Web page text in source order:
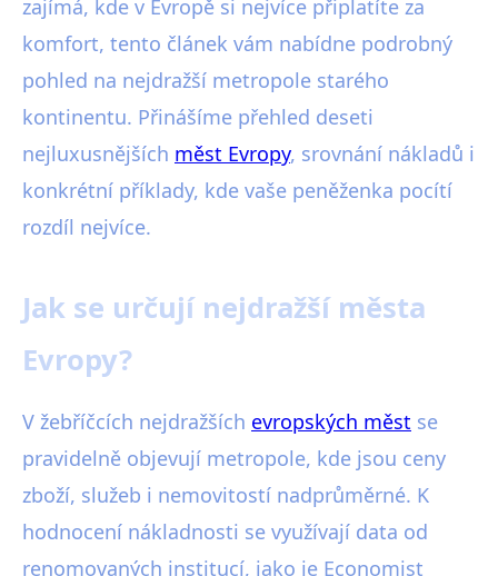
zajímá, kde v Evropě si nejvíce připlatíte za
komfort, tento článek vám nabídne podrobný
pohled na nejdražší metropole starého
kontinentu. Přinášíme přehled deseti
nejluxusnějších měst Evropy, srovnání nákladů i
konkrétní příklady, kde vaše peněženka pocítí
rozdíl nejvíce.
Jak se určují nejdražší města
Evropy?
V žebříčcích nejdražších evropských měst se
pravidelně objevují metropole, kde jsou ceny
zboží, služeb i nemovitostí nadprůměrné. K
hodnocení nákladnosti se využívají data od
renomovaných institucí, jako je Economist